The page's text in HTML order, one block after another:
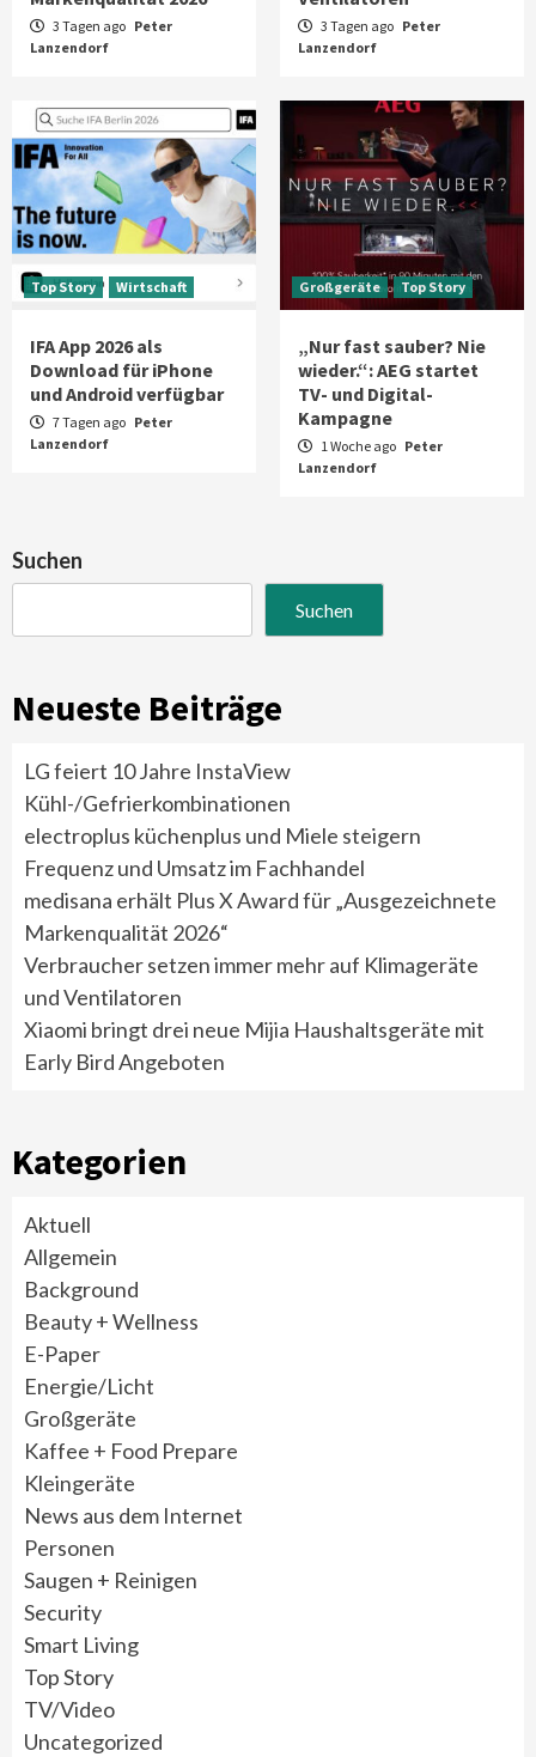
3 Tagen ago Peter
Lanzendorf
3 Tagen ago Peter
Lanzendorf
Top Story Wirtschaft
IFA App 2026 als
Download für iPhone
und Android verfügbar
7 Tagen ago Peter
Lanzendorf
Großgeräte Top Story
„Nur fast sauber? Nie
wieder.“: AEG startet
TV- und Digital-
Kampagne
1 Woche ago Peter
Lanzendorf
Suchen
Suchen
Neueste Beiträge
LG feiert 10 Jahre InstaView
Kühl-/Gefrierkombinationen
electroplus küchenplus und Miele steigern
Frequenz und Umsatz im Fachhandel
medisana erhält Plus X Award für „Ausgezeichnete
Markenqualität 2026“
Verbraucher setzen immer mehr auf Klimageräte
und Ventilatoren
Xiaomi bringt drei neue Mijia Haushaltsgeräte mit
Early Bird Angeboten
Kategorien
Aktuell
Allgemein
Background
Beauty + Wellness
E-Paper
Energie/Licht
Großgeräte
Kaffee + Food Prepare
Kleingeräte
News aus dem Internet
Personen
Saugen + Reinigen
Security
Smart Living
Top Story
TV/Video
Uncategorized